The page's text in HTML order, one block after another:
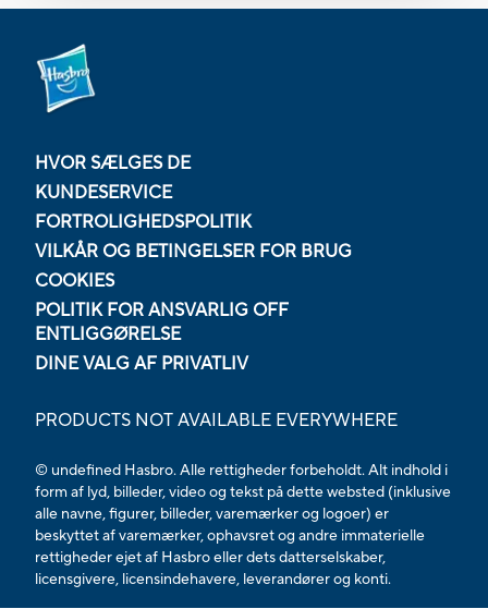
HVOR SÆLGES DE
KUNDESERVICE
FORTROLIGHEDSPOLITIK
VILKÅR OG BETINGELSER FOR BRUG
COOKIES
POLITIK FOR ANSVARLIG OFF
ENTLIGGØRELSE
DINE VALG AF PRIVATLIV
PRODUCTS NOT AVAILABLE EVERYWHERE
© undefined Hasbro. Alle rettigheder forbeholdt. Alt indhold i
form af lyd, billeder, video og tekst på dette websted (inklusive
alle navne, figurer, billeder, varemærker og logoer) er
beskyttet af varemærker, ophavsret og andre immaterielle
rettigheder ejet af Hasbro eller dets datterselskaber,
licensgivere, licensindehavere, leverandører og konti.